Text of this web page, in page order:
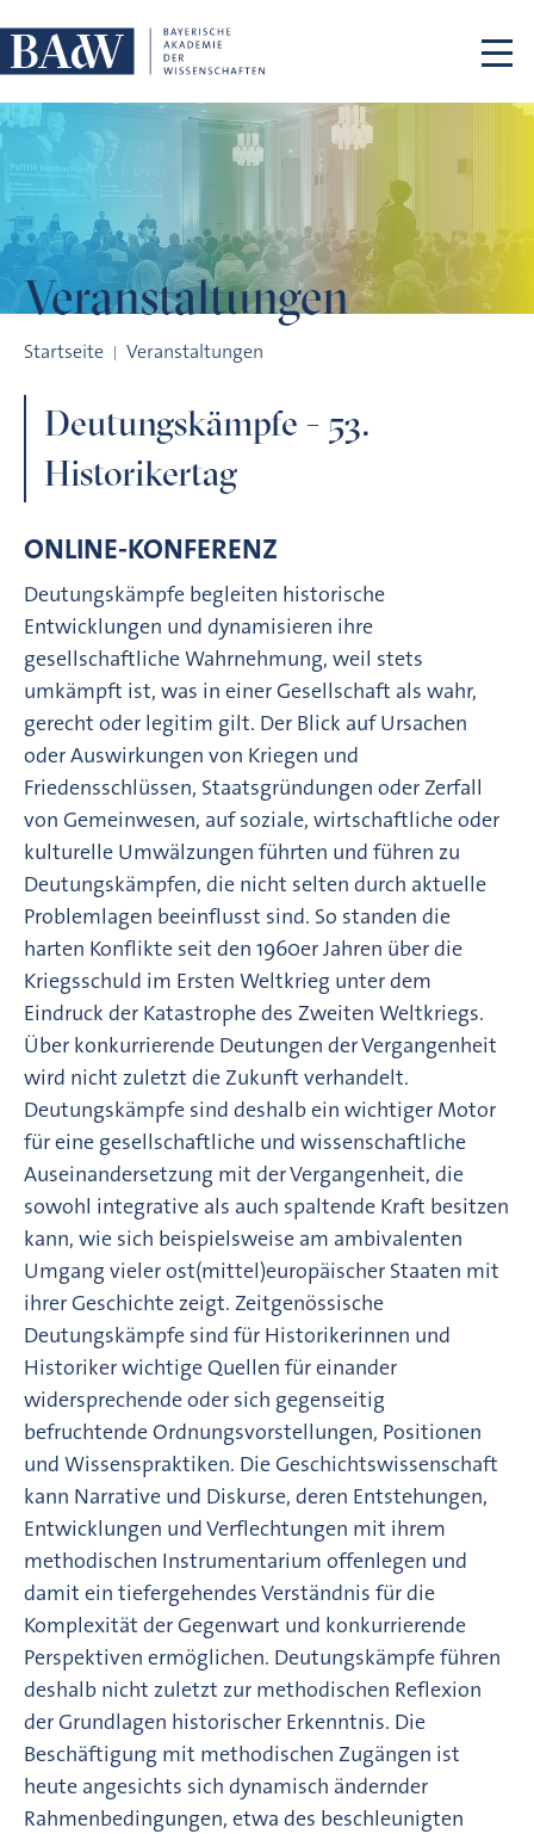
Veranstaltungen
Startseite Veranstaltungen
Deutungskämpfe - 53.
Historikertag
ONLINE-KONFERENZ
Deutungskämpfe begleiten historische
Entwicklungen und dynamisieren ihre
gesellschaftliche Wahrnehmung, weil stets
umkämpft ist, was in einer Gesellschaft als wahr,
gerecht oder legitim gilt. Der Blick auf Ursachen
oder Auswirkungen von Kriegen und
Friedensschlüssen, Staatsgründungen oder Zerfall
von Gemeinwesen, auf soziale, wirtschaftliche oder
kulturelle Umwälzungen führten und führen zu
Deutungskämpfen, die nicht selten durch aktuelle
Problemlagen beeinflusst sind. So standen die
harten Konflikte seit den 1960er Jahren über die
Kriegsschuld im Ersten Weltkrieg unter dem
Eindruck der Katastrophe des Zweiten Weltkriegs.
Über konkurrierende Deutungen der Vergangenheit
wird nicht zuletzt die Zukunft verhandelt.
Deutungskämpfe sind deshalb ein wichtiger Motor
für eine gesellschaftliche und wissenschaftliche
Auseinandersetzung mit der Vergangenheit, die
sowohl integrative als auch spaltende Kraft besitzen
kann, wie sich beispielsweise am ambivalenten
Umgang vieler ost(mittel)europäischer Staaten mit
ihrer Geschichte zeigt. Zeitgenössische
Deutungskämpfe sind für Historikerinnen und
Historiker wichtige Quellen für einander
widersprechende oder sich gegenseitig
befruchtende Ordnungsvorstellungen, Positionen
und Wissenspraktiken. Die Geschichtswissenschaft
kann Narrative und Diskurse, deren Entstehungen,
Entwicklungen und Verflechtungen mit ihrem
methodischen Instrumentarium offenlegen und
damit ein tiefergehendes Verständnis für die
Komplexität der Gegenwart und konkurrierende
Perspektiven ermöglichen. Deutungskämpfe führen
deshalb nicht zuletzt zur methodischen Reflexion
der Grundlagen historischer Erkenntnis. Die
Beschäftigung mit methodischen Zugängen ist
heute angesichts sich dynamisch ändernder
Rahmenbedingungen, etwa des beschleunigten